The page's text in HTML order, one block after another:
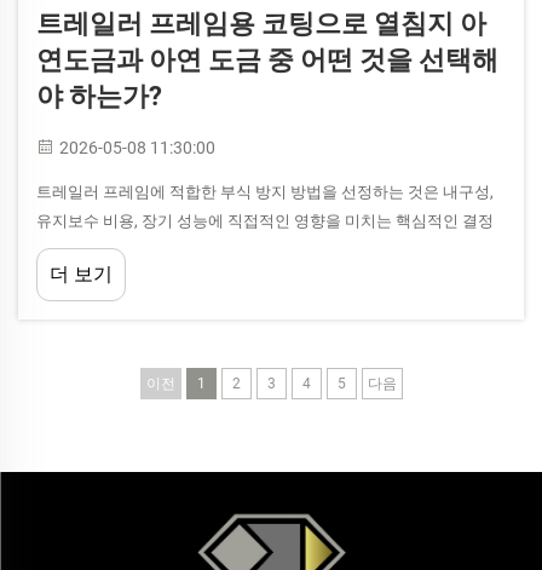
트레일러 프레임용 코팅으로 열침지 아
연도금과 아연 도금 중 어떤 것을 선택해
야 하는가?
2026-05-08 11:30:00
트레일러 프레임에 적합한 부식 방지 방법을 선정하는 것은 내구성,
유지보수 비용, 장기 성능에 직접적인 영향을 미치는 핵심적인 결정
이다. 트레일러 프레임은 습기, 도로 염분 등 다양한 부식 요인에 노출
되는 혹독한 환경에서 작동한다...
더 보기
이전 1 2 3 4 5 다음